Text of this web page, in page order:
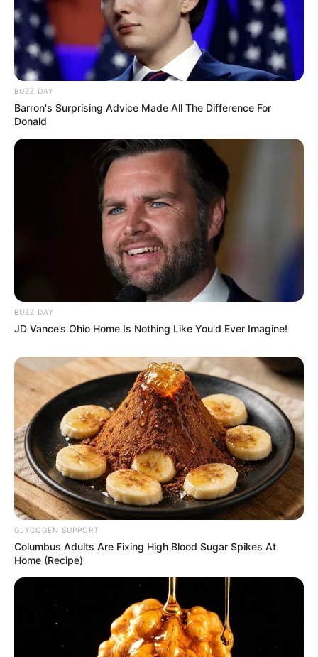
Μια σημαντική και δίκαιη
ανάλυση της ομιλίας του
Πούτιν.. Ο οποίος δεν...
ΙΡΙΔΙΖΟΝΤΕΣ ΘΩΡΑΚΕΣ
ΠΟΛΕΜΙΣΤΩΝ
ΣΤΕΡΕΩΜΑ ΚΑΙ ΣΦΡΑΓΙΖΟΥΝ
Όλα τα κείμενα και οι εικόνες είναι πνευματική ιδιοκτησία του
ΝΙΚΟΛΑΟΣ ΑΝΑΞΙΜΑΝΔΡΟΣ. Aπαγορεύεται η αναπαραγωγή, η
αναδημοσίευση και η τροποποίησή τους χωρίς προηγούμενη
γραπτή άδεια του δημιουργού τους. Με επιφύλαξη κάθε νόμιμου
δικαιώματος. Διαβάστε τηνΠολιτική Απορρήτου
του website πριν
να το χρησιμοποιήσετε, καθώς χρησιμοποιώντας το την
τους όρους χρήσης.
Επικοινωνήστε μαζί μας:nikolaosgeor@gmail.com
BUZZ DAY
Barron's Surprising Advice Made All The Difference For
Donald
BUZZ DAY
JD Vance’s Ohio Home Is Nothing Like You'd Ever Imagine!
GLYCOGEN SUPPORT
Columbus Adults Are Fixing High Blood Sugar Spikes At
Home (Recipe)